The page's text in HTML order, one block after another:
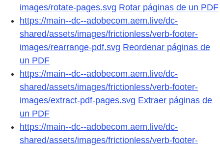
images/rotate-pages.svg Rotar páginas de un PDF
https://main--dc--adobecom.aem.live/dc-
shared/assets/images/frictionless/verb-footer-
images/rearrange-pdf.svg Reordenar páginas de
un PDF
https://main--dc--adobecom.aem.live/dc-
shared/assets/images/frictionless/verb-footer-
images/extract-pdf-pages.svg Extraer páginas de
un PDF
https://main--dc--adobecom.aem.live/dc-
shared/assets/images/frictionless/verb-footer-